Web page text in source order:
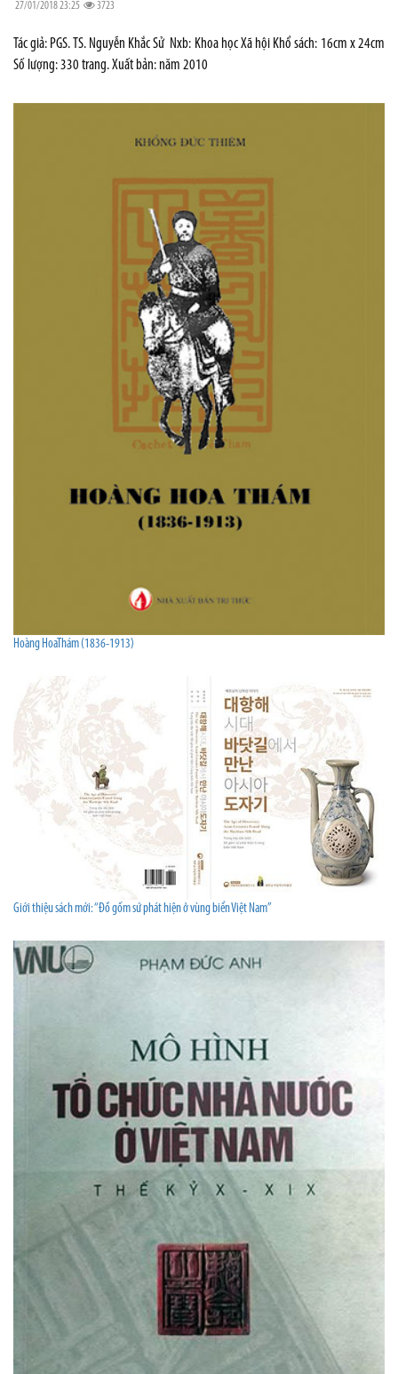
27/01/2018 23:25 3723
Tác giả: PGS. TS. Nguyễn Khắc Sử Nxb: Khoa học Xã hội Khổ sách: 16cm x 24cm
Số lượng: 330 trang. Xuất bản: năm 2010
Hoàng HoaThám (1836-1913)
Giới thiệu sách mới: “Đồ gốm sứ phát hiện ở vùng biển Việt Nam”